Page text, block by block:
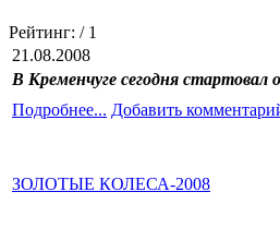
Рейтинг: / 1
21.08.2008
В Кременчуге сегодня
Подробнее... Добавить
ЗОЛОТЫЕ КОЛЕСА-2008